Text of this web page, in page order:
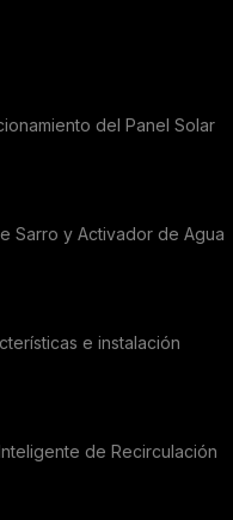
del Panel Solar
Sarro y Activador de Agua
e instalación
de Recirculación